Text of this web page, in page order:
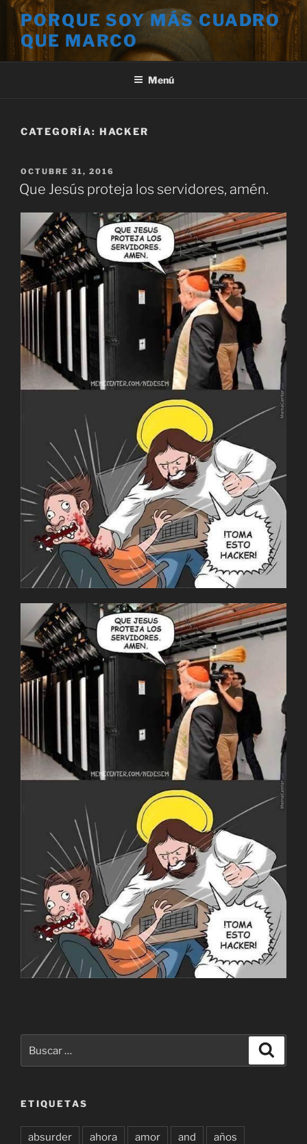
Saltar
contenido
PORQUE SOY MÁS CUADRO
QUE MARCO
Menú
CATEGORÍA: HACKER
PUBLICADO
EL
OCTUBRE 31, 2016
Que Jesús proteja los servidores, amén.
ETIQUETAS
absurder ahora amor and años